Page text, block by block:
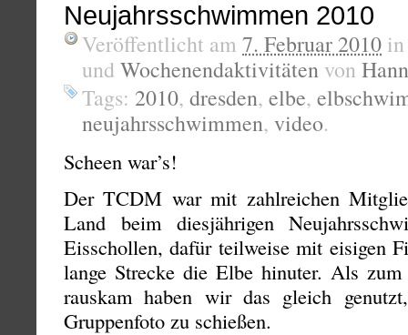
Neujahrsschwimmen 2010
Veröffentlicht am 7. Februar 2010
und Wochenendaktivitäten von
Tags: 2010, dresden, elbe,
neujahrsschwimmen, video.
Scheen war’s!
Der TCDM war mit zahlreichen
Land beim diesjährigen
Eisschollen, dafür teilweise mit eisigen
lange Strecke die Elbe hinuter. Als
rauskam haben wir das gleich
Gruppenfoto zu schießen.